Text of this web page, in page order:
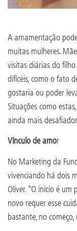
A amamentação
muitas mulheres.
visitas diárias do
difíceis, como o fato
gostaria ou poder
Situações como
ainda mais
Vínculo de amor
No Marketing da
vivenciando há dois
Oliver. “O início é
novo requer esse
bastante, no